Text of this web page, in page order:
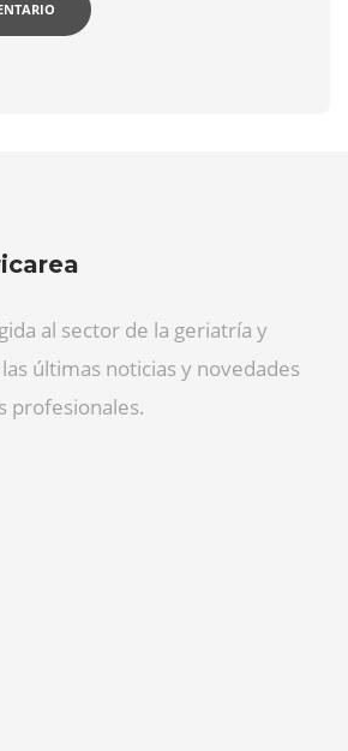
al sector de la geriatría y
últimas noticias y novedades
profesionales.